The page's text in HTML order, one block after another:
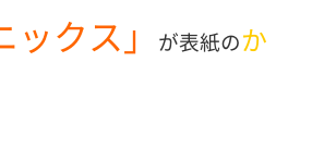
クス」 が表紙のか